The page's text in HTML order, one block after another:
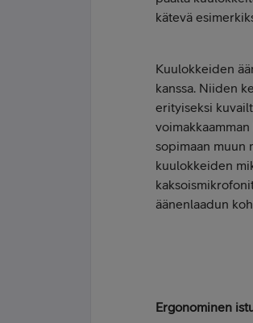
kätevä
Kuulokkeiden
kanssa. Niiden
erityiseksi
sopimaan muun
kuulokkeiden
äänenlaadun
Ergonominen